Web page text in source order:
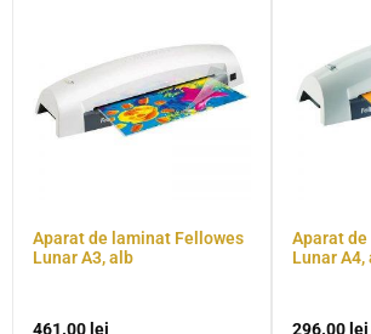
Aparat de laminat Fellowes
Lunar A3, alb
461.00 lei
Aparat
Lunar A4,
296.00 lei